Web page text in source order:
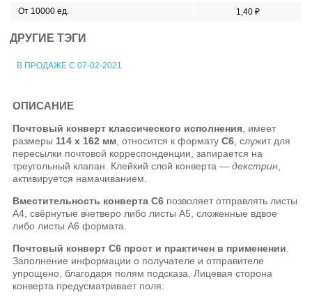
От 10000 ед.
1,40 ₽
ДРУГИЕ ТЭГИ
В ПРОДАЖЕ С 07-02-2021
ОПИСАНИЕ
Почтовый конверт классического исполнения, имеет
размеры 114 х 162 мм, относится к форматуC6, служит для
пересылки почтовой корреспонденции, запирается на
треугольный клапан. Клейкий слой конверта —декстрин,
активируется намачиванием.
Вместительность конверта C6 позволяет отправлять листы
А4, свёрнутые вчетверо либо листы А5, сложенные вдвое
либо листы А6 формата.
Почтовый конверт C6 прост и практичен в применении.
Заполнение информации о получателе и отправителе
упрощено, благодаря полям подсказа. Лицевая сторона
конверта предусматривает поля: